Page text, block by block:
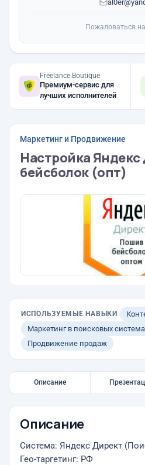
Пожаловаться
Freelance.Boutique
Премиум-сервис для
лучших исполнителей
Маркетинг и Продвижение
Настройка
бейсболок (опт)
ИСПОЛЬЗУЕМЫЕ НАВЫКИ
Маркетинг в поисковых
Продвижение продаж
Описание
Описание
Система: Яндекс Директ
Гео-таргетинг: РФ